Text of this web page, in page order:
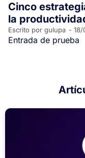
Cinco
la
Escrito por gulupa -
Entrada de prueba